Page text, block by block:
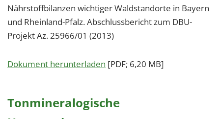
Nährstoffbilanzen wichtiger Waldstandorte in Bayern
und Rheinland-Pfalz. Abschlussbericht zum DBU-
Projekt Az. 25966/01 (2013)
Dokument herunterladen [PDF; 6,20 MB]
Tonmineralogische